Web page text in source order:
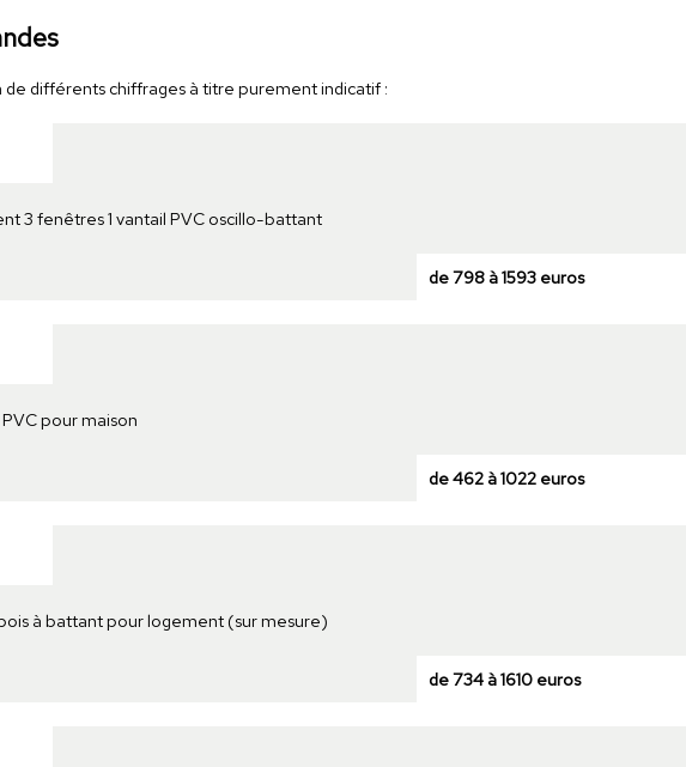
de différents chiffrages à titre purement indicatif :
3 fenêtres 1 vantail PVC oscillo-battant
de 798 à 1593 euros
pour maison
de 462 à 1022 euros
à battant pour logement (sur mesure)
de 734 à 1610 euros